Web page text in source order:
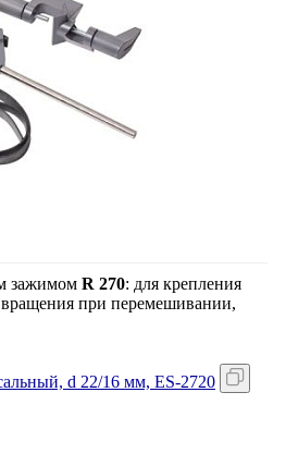
зажимом R 270: для крепления
при перемешивании,
d 22/16 мм, ES-2720